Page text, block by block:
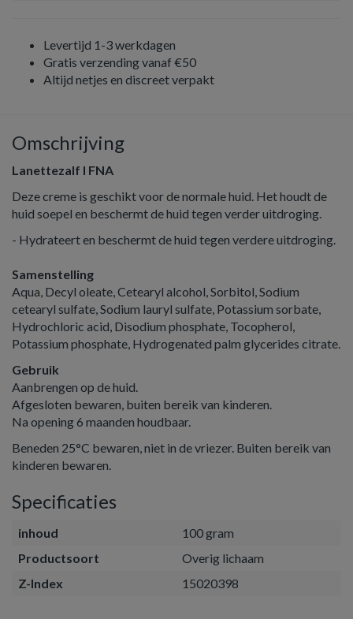
Levertijd 1-3 werkdagen
Gratis verzending vanaf €50
Altijd netjes en discreet verpakt
Omschrijving
Lanettezalf I FNA
Deze creme is geschikt voor de normale huid. Het houdt de
huid soepel en beschermt de huid tegen verder uitdroging.
- Hydrateert en beschermt de huid tegen verdere uitdroging.
Samenstelling
Aqua, Decyl oleate, Cetearyl alcohol, Sorbitol, Sodium
cetearyl sulfate, Sodium lauryl sulfate, Potassium sorbate,
Hydrochloric acid, Disodium phosphate, Tocopherol,
Potassium phosphate, Hydrogenated palm glycerides citrate.
Gebruik
Aanbrengen op de huid.
Afgesloten bewaren, buiten bereik van kinderen.
Na opening 6 maanden houdbaar.
Beneden 25°C bewaren, niet in de vriezer. Buiten bereik van
kinderen bewaren.
Specificaties
inhoud
100 gram
Productsoort
Overig lichaam
Z-Index
15020398